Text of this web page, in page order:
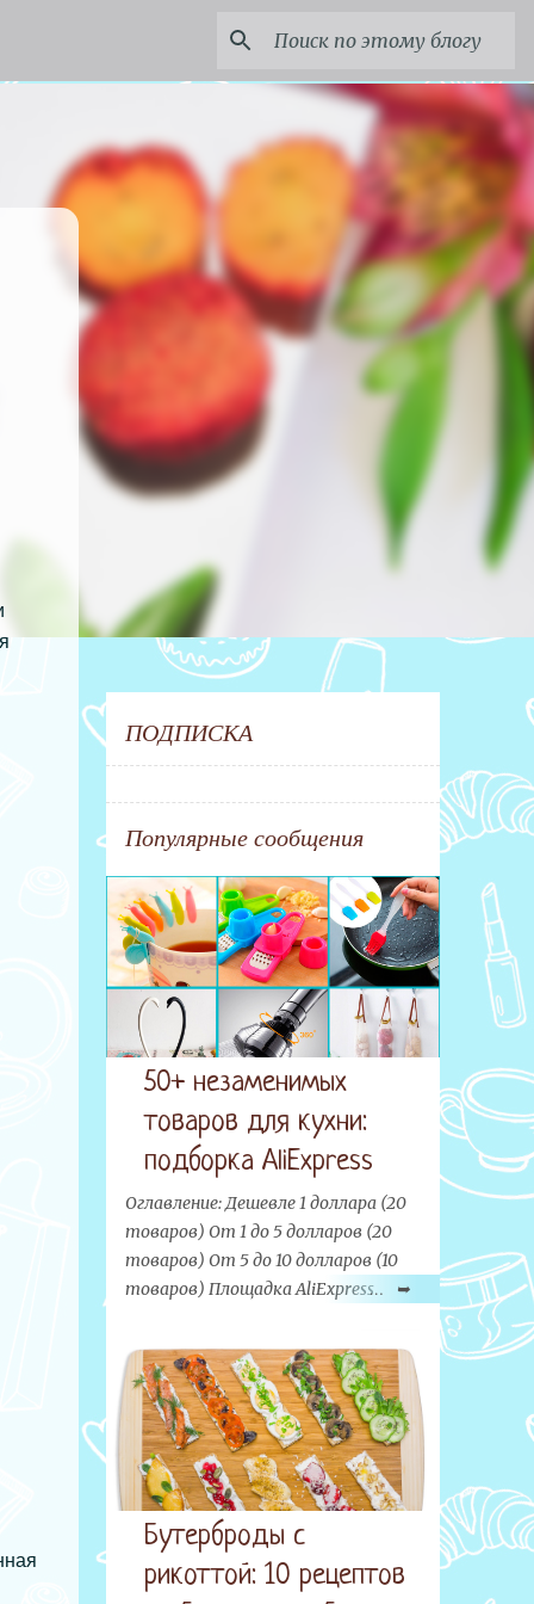
ПОДПИСКА
Популярные сообщения
50+ незаменимых
товаров для кухни:
подборка AliExpress
Оглавление: Дешевле 1 доллара (20
товаров) От 1 до 5 долларов (20
товаров) От 5 до 10 долларов (10
товаров) Площадка AliExpress
всевозможных товаров на любой
вкус и кошелек. Отдельный большой
раздел на этом сайте занимают
бытовые товары, неизменно
привлекающие внимание хозяек всего
мира. Грандиозную подборку
интересных товаров для кухни с
AliExpress мы приготовили для вас
сегодня. Материал обновлен: ноябрь-
Бутерброды с
рикоттой: 10 рецептов